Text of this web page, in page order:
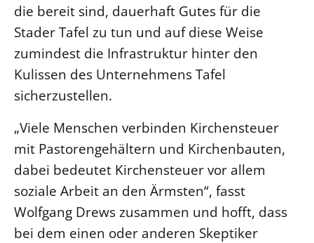
die bereit sind, dauerhaft Gutes für die
Stader Tafel zu tun und auf diese Weise
zumindest die Infrastruktur hinter den
Kulissen des Unternehmens Tafel
sicherzustellen.
„Viele Menschen verbinden Kirchensteuer
mit Pastorengehältern und Kirchenbauten,
dabei bedeutet Kirchensteuer vor allem
soziale Arbeit an den Ärmsten“, fasst
Wolfgang Drews zusammen und hofft, dass
bei dem einen oder anderen Skeptiker